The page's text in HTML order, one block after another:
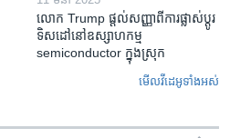
លោក Trump ផ្តល់សញ្ញាពីការផ្លាស់ប្តូរ
ទិសដៅនៅឧស្សាហកម្ម
semiconductor ក្នុងស្រុក
មើល​វីដេអូ​ទាំង​អស់